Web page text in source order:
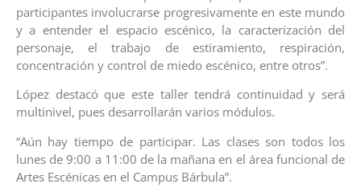
participantes involucrarse progresivamente en este mundo
y a entender el espacio escénico, la caracterización del
personaje, el trabajo de estiramiento, respiración,
concentración y control de miedo escénico, entre otros”.
López destacó que este taller tendrá continuidad y será
multinivel, pues desarrollarán varios módulos.
“Aún hay tiempo de participar. Las clases son todos los
lunes de 9:00 a 11:00 de la mañana en el área funcional de
Artes Escénicas en el Campus Bárbula”.